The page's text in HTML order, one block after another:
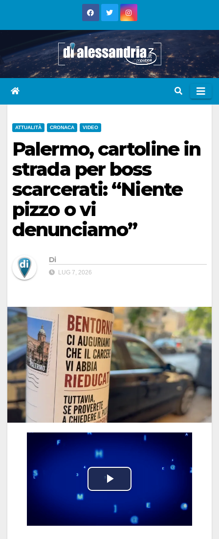
ATTUALITÀ CRONACA VIDEO
Palermo, cartoline in
strada per boss
scarcerati: “Niente
pizzo o vi
denunciamo”
Di
LUG 7, 2026
P
l